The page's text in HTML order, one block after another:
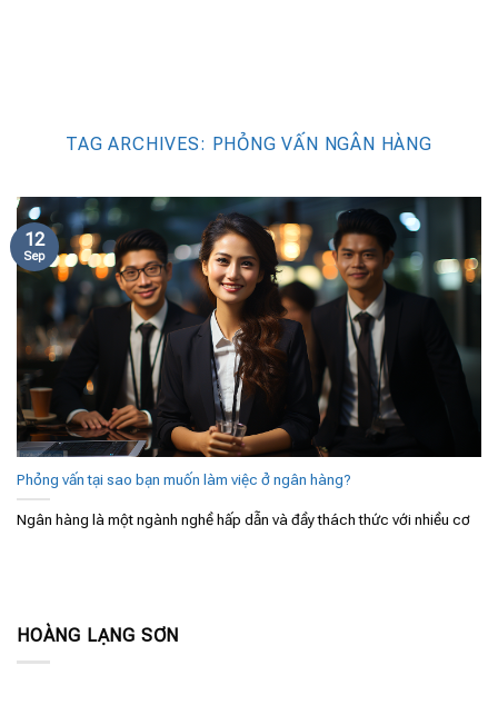
TAG ARCHIVES: PHỎNG VẤN NGÂN HÀNG
Phỏng vấn tại sao bạn muốn làm việc ở ngân hàng?
Ngân hàng là một ngành nghề hấp dẫn và đầy thách thức với nhiều cơ
12
Sep
HOÀNG LẠNG SƠN